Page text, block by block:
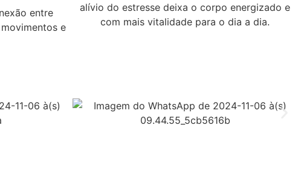
entre
e
alívio do estresse deixa o corpo energizado e
com mais vitalidade para o dia a dia.